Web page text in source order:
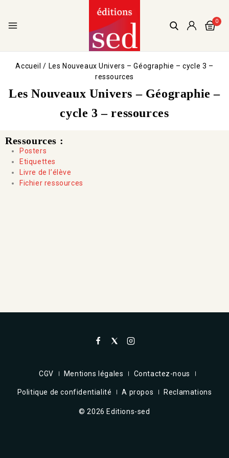
0
Accueil / Les Nouveaux Univers – Géographie – cycle 3 –
ressources
Les Nouveaux Univers – Géographie –
cycle 3 – ressources
Ressources :
Posters
Etiquettes
Livre de l’élève
Fichier ressources
CGV Mentions légales Contactez-nous
Politique de confidentialité A propos Reclamations
© 2026 Editions-sed